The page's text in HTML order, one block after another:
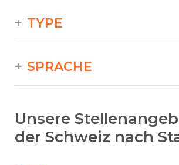
TYPE
SPRACHE
Unsere
der Schweiz nach